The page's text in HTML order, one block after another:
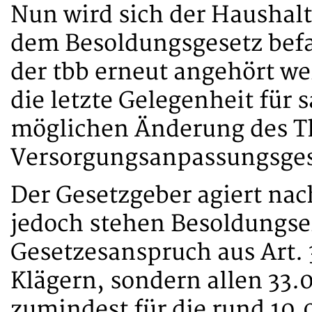
Nun wird sich der
dem Besoldungsgesetz
der tbb erneut angehört
die letzte Gelegenheit für
möglichen Änderung des
Der Gesetzgeber agiert
jedoch stehen
Gesetzesanspruch aus Art.
Klägern, sondern allen